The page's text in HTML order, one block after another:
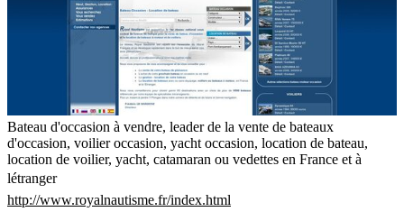
Bateau d'occasion à vendre, leader de la vente de bateaux
d'occasion, voilier occasion, yacht occasion, location de bateau,
location de voilier, yacht, catamaran ou vedettes en France et à
létranger
http://www.royalnautisme.fr/index.html